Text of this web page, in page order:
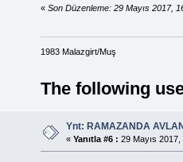
« Son Düzenleme: 29 Mayıs 2017,
1983 Malazgirt/Muş
The following
Ynt: RAMAZANDA
« Yanıtla #6 : 29 Mayıs